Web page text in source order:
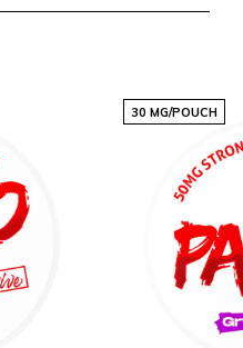
Opportunité
de clients
pour leurs
Explorez notre vaste
favoris et profitez
ligne avec l'une des
au monde.
30 MG/POUCH